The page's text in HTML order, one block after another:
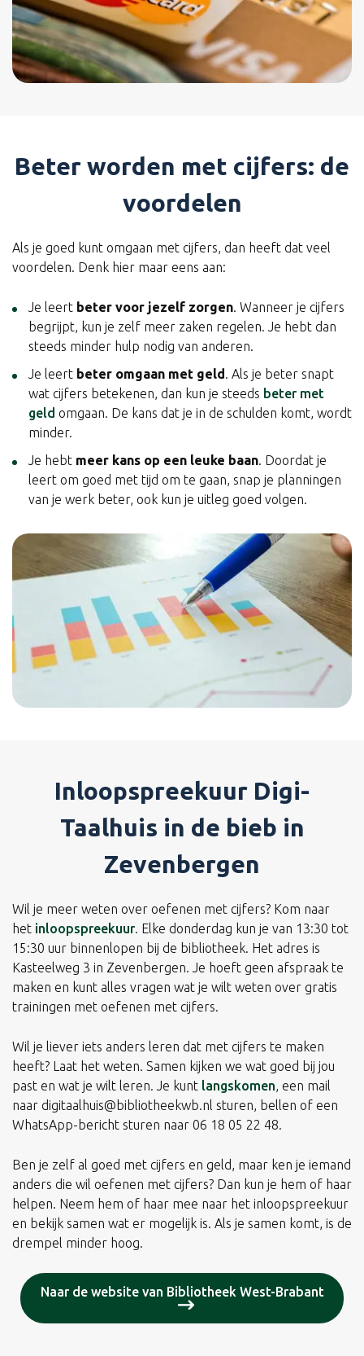
Beter worden met cijfers: de
voordelen
Als je goed kunt omgaan met cijfers, dan heeft dat veel
voordelen. Denk hier maar eens aan:
Je leert beter voor jezelf zorgen. Wanneer je cijfers
begrijpt, kun je zelf meer zaken regelen. Je hebt dan
steeds minder hulp nodig van anderen.
Je leert beter omgaan met geld. Als je beter snapt
wat cijfers betekenen, dan kun je steeds beter met
geld omgaan. De kans dat je in de schulden komt, wordt
minder.
Je hebt meer kans op een leuke baan. Doordat je
leert om goed met tijd om te gaan, snap je planningen
van je werk beter, ook kun je uitleg goed volgen.
Inloopspreekuur Digi-
Taalhuis in de bieb in
Zevenbergen
Wil je meer weten over oefenen met cijfers? Kom naar
het inloopspreekuur. Elke donderdag kun je van 13:30 tot
15:30 uur binnenlopen bij de bibliotheek. Het adres is
Kasteelweg 3 in Zevenbergen. Je hoeft geen afspraak te
maken en kunt alles vragen wat je wilt weten over gratis
trainingen met oefenen met cijfers.
Wil je liever iets anders leren dat met cijfers te maken
heeft? Laat het weten. Samen kijken we wat goed bij jou
past en wat je wilt leren. Je kunt langskomen, een mail
naar digitaalhuis@bibliotheekwb.nl sturen, bellen of een
WhatsApp-bericht sturen naar 06 18 05 22 48.
Ben je zelf al goed met cijfers en geld, maar ken je iemand
anders die wil oefenen met cijfers? Dan kun je hem of haar
helpen. Neem hem of haar mee naar het inloopspreekuur
en bekijk samen wat er mogelijk is. Als je samen komt, is de
drempel minder hoog.
Naar de website van Bibliotheek West-Brabant